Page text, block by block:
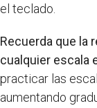
el teclado.
Recuerda que la
cualquier escala
practicar las
aumentando